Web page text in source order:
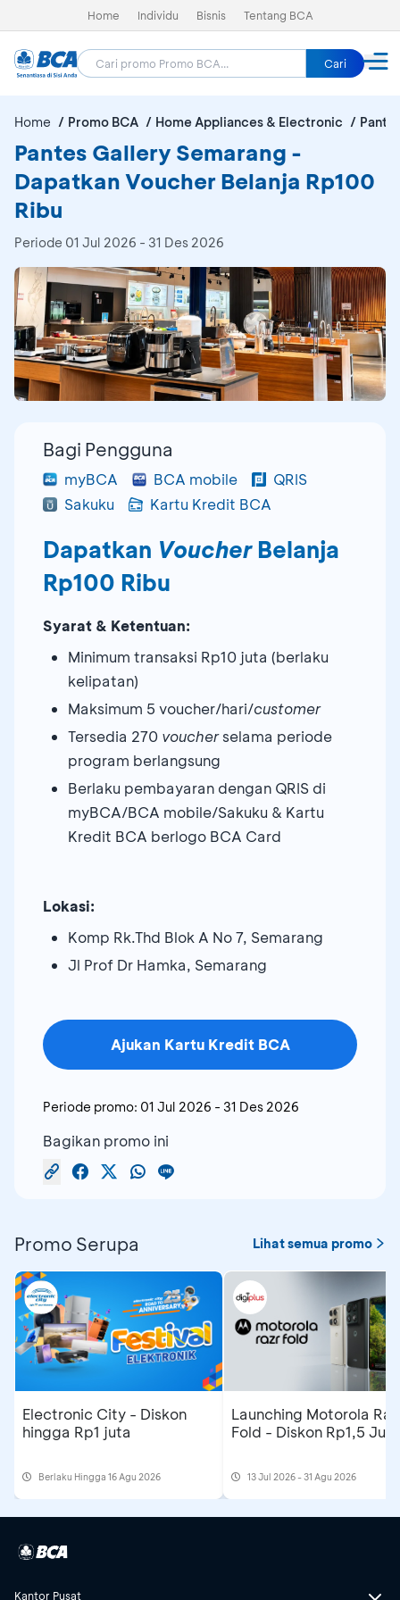
Home Individu Bisnis Tentang BCA
Cari
Home Promo BCA Home Appliances & Electronic
Pantes Gallery Semarang -
Dapatkan Voucher Belanja Rp100
Ribu
Periode 01 Jul 2026 - 31 Des 2026
Bagi Pengguna
myBCA BCA mobile
QRIS
Sakuku
Kartu Kredit BCA
Dapatkan Voucher Belanja
Rp100 Ribu
Syarat & Ketentuan:
Minimum transaksi Rp10 juta (berlaku
kelipatan)
Maksimum 5 voucher/hari/customer
Tersedia 270 voucherselama periode
program berlangsung
Berlaku pembayaran dengan QRIS di
myBCA/BCA mobile/Sakuku & Kartu
Kredit BCA berlogo BCA Card
Lokasi:
Komp Rk.Thd Blok A No 7, Semarang
Jl Prof Dr Hamka, Semarang
Ajukan Kartu Kredit BCA
Periode promo: 01 Jul 2026 - 31 Des 2026
Bagikan promo ini
Promo Serupa Lihat semua promo
Electronic City - Diskon
hingga Rp1 juta
Berlaku Hingga 16 Agu 2026
Launching Motorola
Fold - Diskon Rp1,5 Juta
13 Jul 2026 - 31 Agu 2026
Kantor Pusat